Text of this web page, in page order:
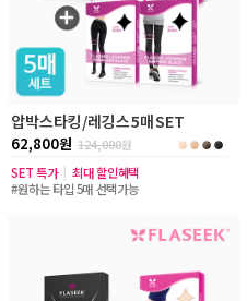
압박스타킹/레깅스 5매 SET
62,800원 124,000원
SET 특가
최대 할인혜택
#원하는 타입 5매 선택가능